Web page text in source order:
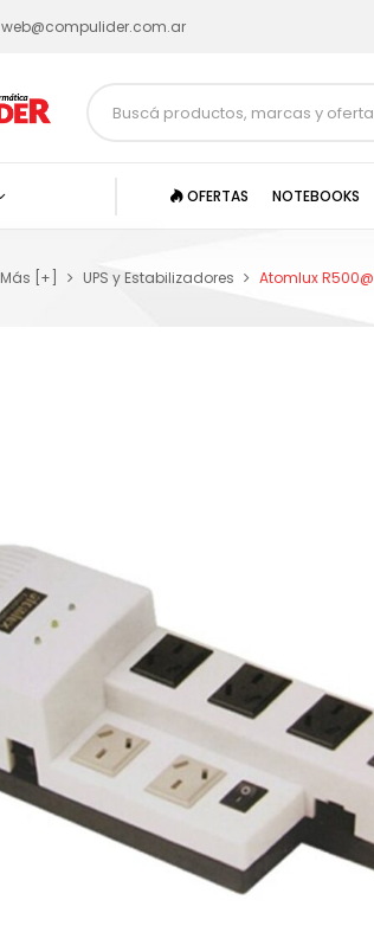
web@compulider.com.ar
OFERTAS NOTEBOOKS
Más [+] UPS y Estabilizadores Atomlux R500@